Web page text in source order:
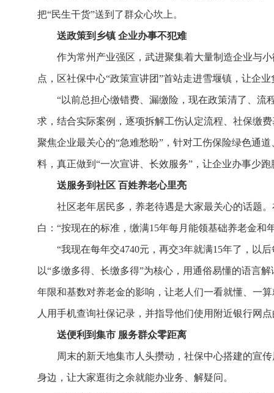
把“民生干货”送到了群众心坎上。
送政策到乡镇 企业办事不犯难
作为常州产业强区，武进聚集着大量制造企业与
点，区社保中心“政策宣讲团”首站走进雪堰镇，让企
“以前总担心缴错费、漏缴险，现在政策清了、流
求，结合实际案例，逐项拆解工伤认定流程、社保缴
聚焦企业最关心的“急难愁盼”，针对工伤保险绿色通
料，真正做到“一次宣讲、长效服务”，让企业办事少
送服务到社区 百姓养老心里亮
社区老年居民多，养老待遇是大家最关心的话题
白：“按现在的标准，缴满15年每月能领基础养老金
“我现在每年交4740元，再交3年就满15年了，以
以“多缴多得、长缴多得”为核心，用通俗易懂的语言
年限和基数对养老金的影响，让老人们一看就懂、一
人用手机查询社保记录，并指导他们使用附近银行网
送便利到集市 服务群众零距离
周末的新天地集市人头攒动，社保中心搭建的宣
身边，让大家逛街之余就能办业务、解疑问。